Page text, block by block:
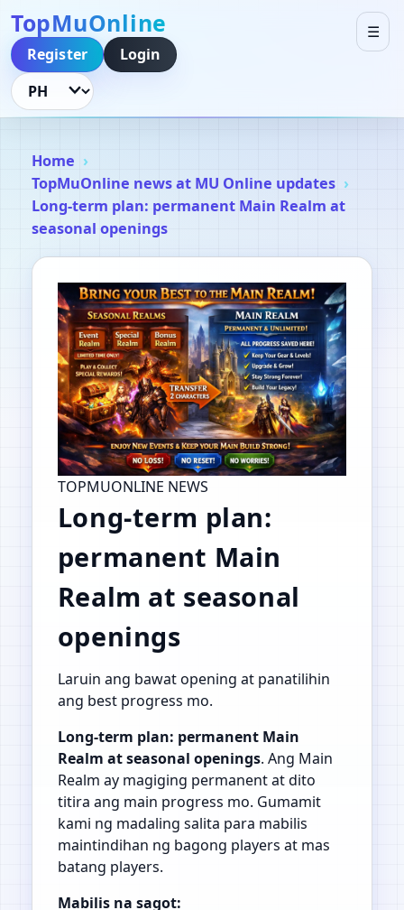
TopMuOnline
☰
Register
Login
Language
Home
TopMuOnline news at MU Online updates
Long-term plan: permanent Main Realm at
seasonal openings
TOPMUONLINE NEWS
Long-term plan:
permanent Main
Realm at seasonal
openings
Laruin ang bawat opening at panatilihin
ang best progress mo.
Long-term plan: permanent Main
Realm at seasonal openings. Ang Main
Realm ay magiging permanent at dito
titira ang main progress mo. Gumamit
kami ng madaling salita para mabilis
maintindihan ng bagong players at mas
batang players.
Mabilis na sagot: